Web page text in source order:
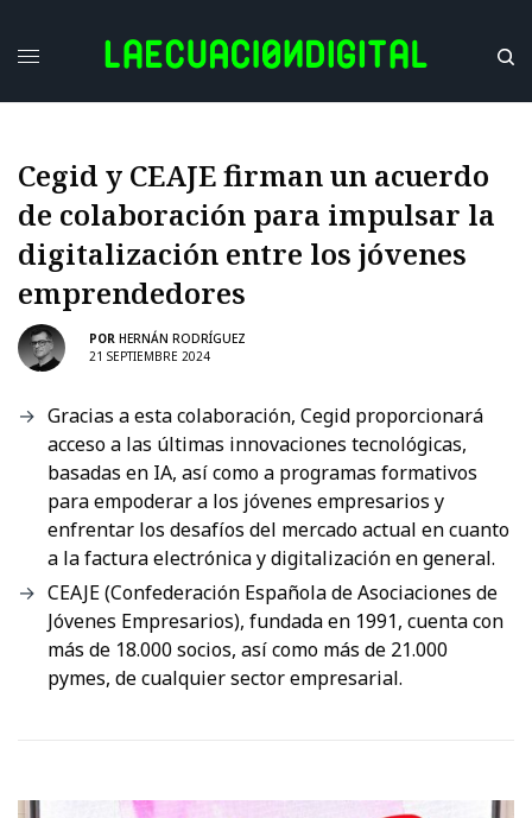
Cegid y CEAJE firman un acuerdo
de colaboración para impulsar la
digitalización entre los jóvenes
emprendedores
POR HERNÁN RODRÍGUEZ
21 SEPTIEMBRE 2024
Gracias a esta colaboración, Cegid proporcionará
acceso a las últimas innovaciones tecnológicas,
basadas en IA, así como a programas formativos
para empoderar a los jóvenes empresarios y
enfrentar los desafíos del mercado actual en cuanto
a la factura electrónica y digitalización en general.
CEAJE (Confederación Española de Asociaciones de
Jóvenes Empresarios), fundada en 1991, cuenta con
más de 18.000 socios, así como más de 21.000
pymes, de cualquier sector empresarial.